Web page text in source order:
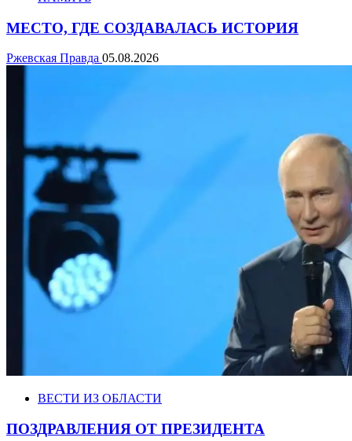
МЕСТО, ГДЕ СОЗДАВАЛАСЬ ИСТОРИЯ
Ржевская Правда 05.08.2026
ВЕСТИ ИЗ ОБЛАСТИ
ПОЗДРАВЛЕНИЯ ОТ ПРЕЗИДЕНТА